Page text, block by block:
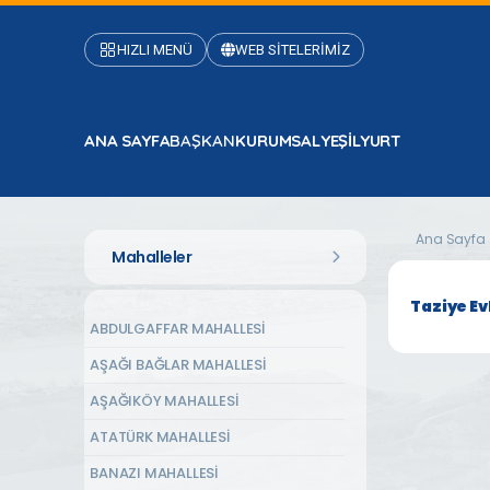
HIZLI MENÜ WEB SİTELERİMİZ
ANA SAYFABAŞKANKURUMSALYEŞİLYURT
Mahalleler
ABDULGAFFAR MAHALLESİ
AŞAĞI BAĞLAR MAHALLESİ
AŞAĞIKÖY MAHALLESİ
ATATÜRK MAHALLESİ
BANAZI MAHALLESİ
Ana Sayfa
Taziye